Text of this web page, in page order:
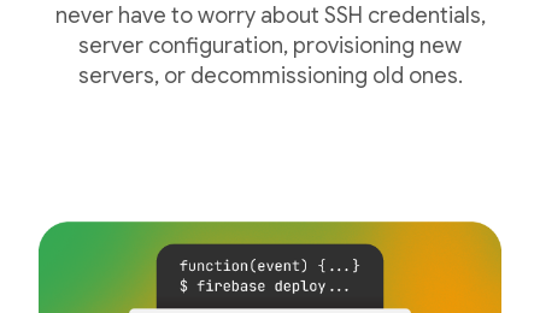
never have to worry about SSH credentials,
server configuration, provisioning new
servers, or decommissioning old ones.